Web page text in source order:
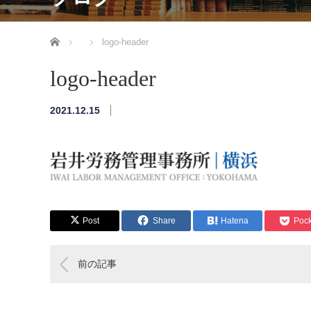
ホーム logo-header
logo-header
2021.12.15
Post Share Hatena
前の記事